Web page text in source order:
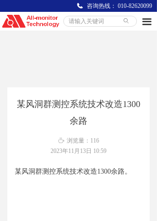
ꄙ 끀
咨询热线： 010-82620099
ꄘ 浏览量： 116
2023年11月13日 10:59
某风洞群测控系统技术改造1300余路。
某风洞群测控系统技术改造1300
余路